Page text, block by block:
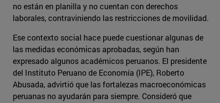
no están en planilla y no cuentan con derechos
laborales, contraviniendo las restricciones de movilidad.
Ese contexto social hace puede cuestionar algunas de
las medidas económicas aprobadas, según han
expresado algunos académicos peruanos. El presidente
del Instituto Peruano de Economía (IPE), Roberto
Abusada, advirtió que las fortalezas macroeconómicas
peruanas no ayudarán para siempre. Consideró que